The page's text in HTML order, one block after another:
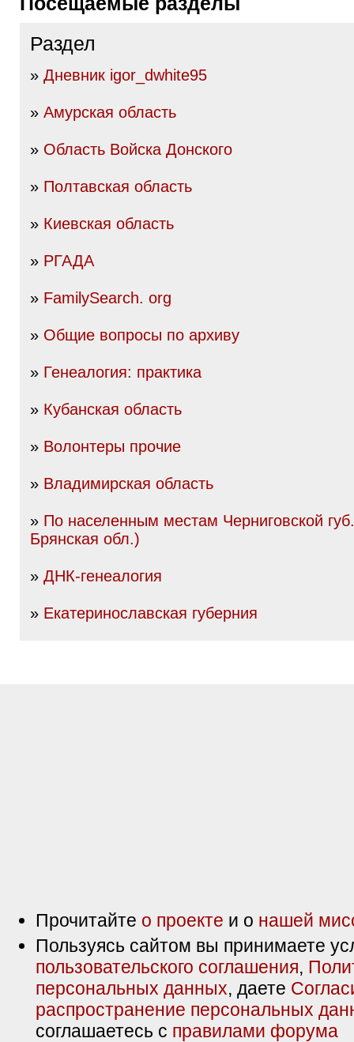
Раздел
» Дневник igor_dwhite95
» Амурская область
» Область Войска Донского
» Полтавская область
» Киевская область
» РГАДА
» FamilySearch. org
» Общие вопросы по архиву
» Генеалогия: практика
» Кубанская область
» Волонтеры прочие
» Владимирская область
» По населенным местам Черниговской
Брянская обл.)
» ДНК-генеалогия
» Екатеринославская губерния
Прочитайте о проекте и о нашей
Пользуясь сайтом вы принимаете
пользовательского соглашения,
персональных данных, даете
распространение персональных
соглашаетесь с правилами форума